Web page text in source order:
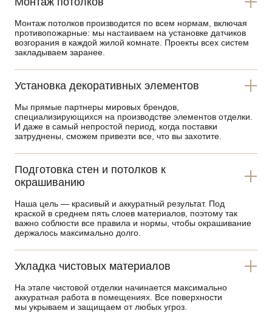
Монтаж потолков производится по всем нормам, включая
противопожарные: мы настаиваем на установке датчиков
возгорания в каждой жилой комнате. Проекты всех систем
закладываем заранее.
Установка декоративных элементов
Мы прямые партнеры мировых брендов,
специализирующихся на производстве элементов отделки.
И даже в самый непростой период, когда поставки
затруднены, сможем привезти все, что вы захотите.
Подготовка стен и потолков к
окрашиванию
Наша цель — красивый и аккуратный результат. Под
краской в среднем пять слоев материалов, поэтому так
важно соблюсти все правила и нормы, чтобы окрашивание
держалось максимально долго.
Укладка чистовых материалов
На этапе чистовой отделки начинается максимально
аккуратная работа в помещениях. Все поверхности
мы укрываем и защищаем от любых угроз.